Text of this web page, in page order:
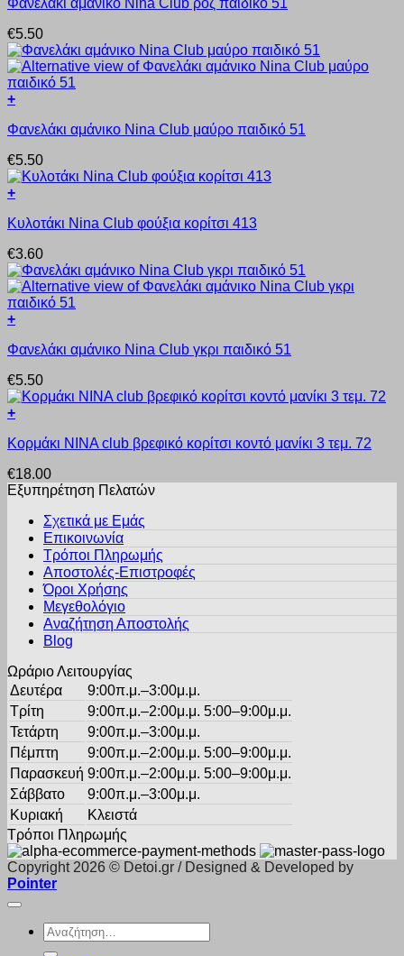
να
στη
σελίδα
του
προϊόντος
το
έχει
πολλαπλές
παραλλαγές.
Οι
επιλογές
να
στη
σελίδα
του
προϊόντος
Φανελάκι αμάνικο Nina Club ροζ παιδικό 51
€5.50
+
το
έχει
πολλαπλές
παραλλαγές.
επιλογές
να
επιλεγούν
στη
σελίδα
του
προϊόντος
Φανελάκι αμάνικο Nina Club μαύρο παιδικό 51
€5.50
+
το
έχει
πολλαπλές
παραλλαγές.
Οι
επιλογές
να
στη
σελίδα
του
προϊόντος
Κυλοτάκι Nina Club φούξια κορίτσι 413
€3.60
+
το
έχει
πολλαπλές
παραλλαγές.
επιλογές
να
επιλεγούν
σελίδα
προϊόντος
Φανελάκι αμάνικο Nina Club γκρι παιδικό 51
€5.50
+
το
έχει
πολλαπλές
επιλογές
μπορούν
επιλεγούν
σελίδα
Κορμάκι ΝΙΝΑ club βρεφικό κορίτσι κοντό μανίκι 3 τεμ. 72
€18.00
Εξυπηρέτηση Πελατών
Σχετικά με Εμάς
Επικοινωνία
Τρόποι Πληρωμής
Αποστολές-Επιστροφές
Όροι Χρήσης
Μεγεθολόγιο
Αναζήτηση Αποστολής
Blog
Ωράριο Λειτουργίας
Δευτέρα
9:00π.μ.–3:00μ.μ.
Τρίτη
9:00π.μ.–2:00μ.μ. 5:00–9:00μ.μ.
Τετάρτη
9:00π.μ.–3:00μ.μ.
Πέμπτη
9:00π.μ.–2:00μ.μ. 5:00–9:00μ.μ.
Παρασκευή 9:00π.μ.–2:00μ.μ. 5:00–9:00μ.μ.
Σάββατο
9:00π.μ.–3:00μ.μ.
Κυριακή
Κλειστά
Τρόποι Πληρωμής
Copyright 2026 © Detoi.gr / Designed & Developed by
Pointer
Αναζήτηση
για: